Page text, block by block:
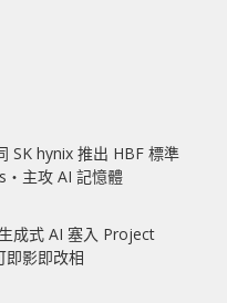
SK hynix 推出 HBF 標準
主攻 AI 記憶體
成式 AI 塞入 Project
影即改相